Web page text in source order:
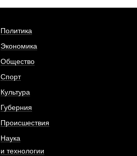
Политика
Экономика
Общество
Спорт
Культура
Губерния
Происшествия
Наука
и технологии